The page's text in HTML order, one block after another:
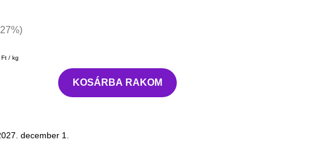
/ kg
KOSÁRBA RAKOM
december 1.